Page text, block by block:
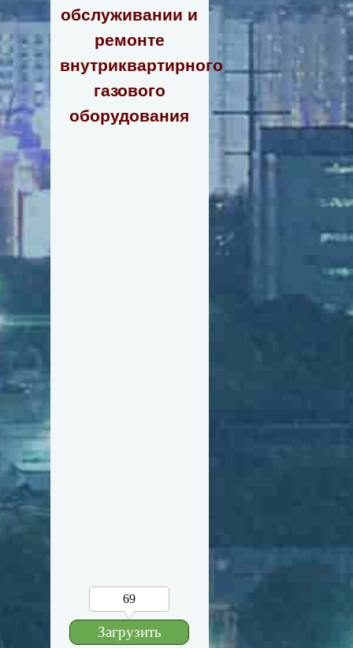
обслуживании и
ремонте
внутриквартирного
газового
оборудования
Загрузить
69